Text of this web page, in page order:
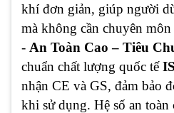
khí đơn giản, giúp người
mà không cần chuyên
- An Toàn Cao – Tiêu
chuẩn chất lượng quốc tế
nhận CE và GS, đảm bảo
khi sử dụng. Hệ số an toàn